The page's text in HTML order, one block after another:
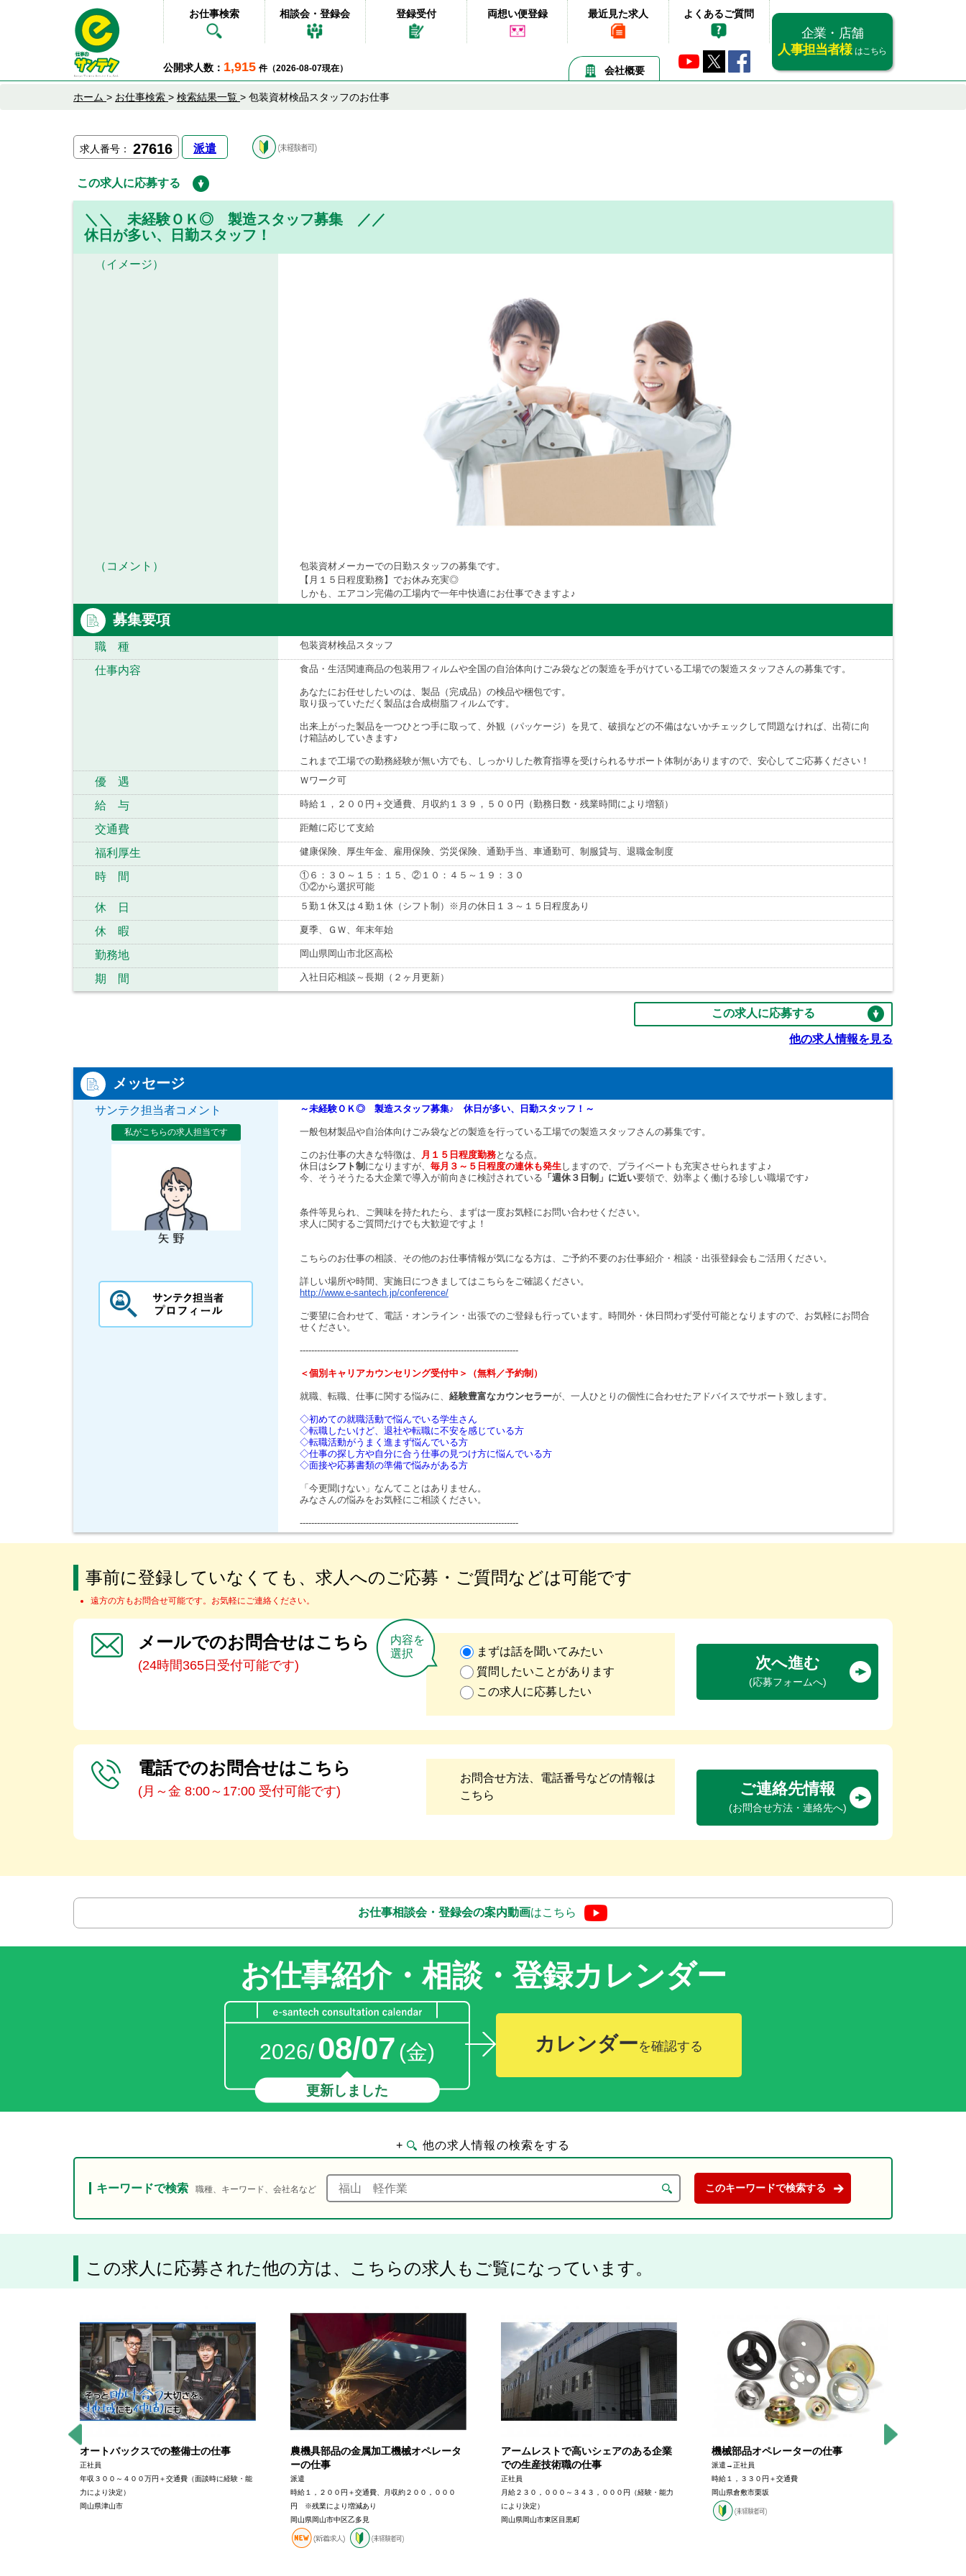
お仕事検索 相談会・登録会 登録受付 両想い便登録 最近見た求人 よくあるご質問
企業・店舗
人事担当者様 はこちら
公開求人数： 1,915 件（2026-08-07現在） 会社概要
ホーム > お仕事検索 > 検索結果一覧 > 包装資材検品スタッフのお仕事
求人番号： 27616 派遣
この求人に応募する
＼＼ 未経験ＯＫ◎ 製造スタッフ募集 ／／
休日が多い、日勤スタッフ！
（イメージ）
（コメント）
包装資材メーカーでの日勤スタッフの募集です。
【月１５日程度勤務】でお休み充実◎
しかも、エアコン完備の工場内で一年中快適にお仕事できますよ♪
募集要項
職 種 包装資材検品スタッフ
仕事内容 食品・生活関連商品の包装用フィルムや全国の自治体向けごみ袋などの製造を手がけている工場での製造スタッフさんの募集です。
あなたにお任せしたいのは、製品（完成品）の検品や梱包です。
取り扱っていただく製品は合成樹脂フィルムです。
出来上がった製品を一つひとつ手に取って、外観（パッケージ）を見て、破損などの不備はないかチェックして問題なければ、出荷に向
け箱詰めしていきます♪
これまで工場での勤務経験が無い方でも、しっかりした教育指導を受けられるサポート体制がありますので、安心してご応募ください！
優 遇 Ｗワーク可
給 与 時給１，２００円＋交通費、月収約１３９，５００円（勤務日数・残業時間により増額）
交通費 距離に応じて支給
福利厚生 健康保険、厚生年金、雇用保険、労災保険、通勤手当、車通勤可、制服貸与、退職金制度
時 間
①６：３０～１５：１５、②１０：４５～１９：３０
①②から選択可能
休 日 ５勤１休又は４勤１休（シフト制）※月の休日１３～１５日程度あり
休 暇 夏季、ＧＷ、年末年始
勤務地 岡山県岡山市北区高松
期 間 入社日応相談～長期（２ヶ月更新）
この求人に応募する
他の求人情報を見る
メッセージ
サンテク担当者コメント
私がこちらの求人担当です
～未経験ＯＫ◎ 製造スタッフ募集♪ 休日が多い、日勤スタッフ！～
一般包材製品や自治体向けごみ袋などの製造を行っている工場での製造スタッフさんの募集です。
このお仕事の大きな特徴は、 月１５日程度勤務となる点。
休日はシフト制 になりますが、 毎月３～５日程度の連休も発生しますので、プライベートも充実させられますよ♪
今、そうそうたる大企業で導入が前向きに検討されている 「週休３日制」に近い要領で、効率よく働ける珍しい職場です♪
条件等見られ、ご興味を持たれたら、まずは一度お気軽にお問い合わせください。
求人に関するご質問だけでも大歓迎ですよ！
こちらのお仕事の相談、その他のお仕事情報が気になる方は、ご予約不要のお仕事紹介・相談・出張登録会もご活用ください。
詳しい場所や時間、実施日につきましてはこちらをご確認ください。
http://www.e-santech.jp/conference/
ご要望に合わせて、電話・オンライン・出張でのご登録も行っています。時間外・休日問わず受付可能となりますので、お気軽にお問合
せください。
----------------------------------------------------------------------------
＜個別キャリアカウンセリング受付中＞（無料／予約制）
就職、転職、仕事に関する悩みに、 経験豊富なカウンセラーが、一人ひとりの個性に合わせたアドバイスでサポート致します。
◇初めての就職活動で悩んでいる学生さん
◇転職したいけど、退社や転職に不安を感じている方
◇転職活動がうまく進まず悩んでいる方
◇仕事の探し方や自分に合う仕事の見つけ方に悩んでいる方
◇面接や応募書類の準備で悩みがある方
「今更聞けない」なんてことはありません。
みなさんの悩みをお気軽にご相談ください。
----------------------------------------------------------------------------
事前に登録していなくても、求人へのご応募・ご質問などは可能です
遠方の方もお問合せ可能です。お気軽にご連絡ください。
メールでのお問合せはこちら
(24時間365日受付可能です)
内容を
選択
まずは話を聞いてみたい
質問したいことがあります
この求人に応募したい
次へ進む
(応募フォームへ)
電話でのお問合せはこちら
(月～金 8:00～17:00 受付可能です)
お問合せ方法、電話番号などの情報は
こちら
ご連絡先情報
(お問合せ方法・連絡先へ)
お仕事相談会・登録会の案内動画はこちら
お仕事紹介・相談・登録カレンダー
2026/08/07 (金)
更新しました
カレンダーを確認する
+ 他の求人情報の検索をする
キーワードで検索 職種、キーワード、会社名など
この求人に応募された他の方は、こちらの求人もご覧になっています。
オートバックスでの整備士の仕事
正社員
年収３００～４００万円＋交通費（面談時に経験・能
力により決定）
岡山県津山市
農機具部品の金属加工機械オペレータ
ーの仕事
派遣
時給１，２００円＋交通費、月収約２００，０００
円 ※残業により増減あり
岡山県岡山市中区乙多見
アームレストで高いシェアのある企業
での生産技術職の仕事
正社員
月給２３０，０００～３４３，０００円（経験・能力
により決定）
岡山県岡山市東区目黒町
機械部品オペレーターの仕事
派遣→正社員
時給１，３３０円＋交通費
岡山県倉敷市栗坂